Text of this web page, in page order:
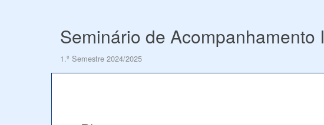
Seminário de Acompanhamento I
1.º Semestre 2024/2025